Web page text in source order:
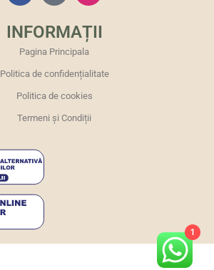
INFORMAȚII
Pagina Principala
Politica de confidențialitate
Politica de cookies
Termeni și Condiții
1